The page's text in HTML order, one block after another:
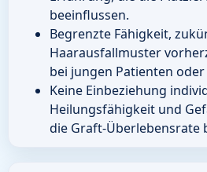
beeinflussen.
Begrenzte Fähigkeit,
Haarausfallmuster
bei jungen Patienten
Keine Einbeziehung
Heilungsfähigkeit und
die Graft-Überlebensrate